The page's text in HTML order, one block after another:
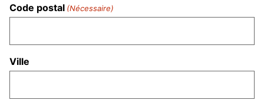
Code postal (Nécessaire)
Ville